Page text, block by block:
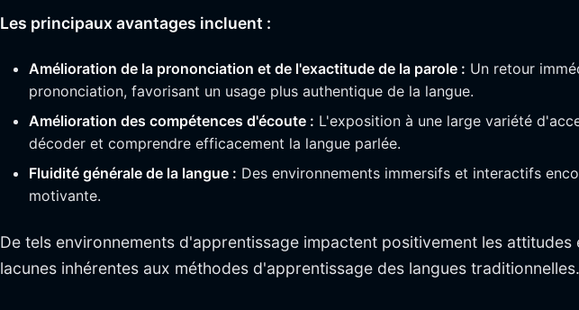
Les principaux avantages incluent :
Amélioration de la prononciation et de l'exactitude de la parole : Un retour
prononciation, favorisant un usage plus authentique de la langue.
Amélioration des compétences d'écoute : L'exposition à une large variété
décoder et comprendre efficacement la langue parlée.
Fluidité générale de la langue : Des environnements immersifs et interactifs
motivante.
De tels environnements d'apprentissage impactent positivement les
lacunes inhérentes aux méthodes d'apprentissage des langues traditionnelles.